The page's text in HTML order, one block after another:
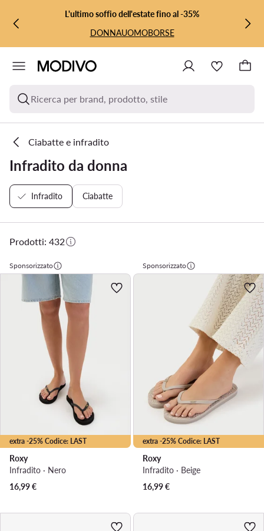
VAI AL CONTENUTO PRINCIPALE
VAI ALLA RICERCAL'ultimo soffio dell'estate fino al -35%
DONNAUOMOBORSE
Ricerca per brand, prodotto, stile
Ciabatte e infradito
Infradito da donna
Infradito Ciabatte
Prodotti: 432
Sponsorizzato
extra -25% Codice: LAST
Roxy
Infradito · Nero
16,99€
Sponsorizzato
extra -25% Codice: LAST
Roxy
Infradito · Beige
16,99€